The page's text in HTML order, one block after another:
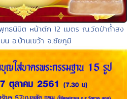
ธนิมิต หน้าตัก 12 เมตร ณ.วัดป่าถ้ำสง
น อ.บ้านเขว้า จ.ชัยภูมิ